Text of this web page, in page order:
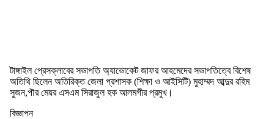
টাঙ্গাইল প্রেসক্লাবের সভাপতি অ্যাভোকেট জাফর আহমেদের সভাপতিত্বে বিশেষ
অতিথি ছিলেন অতিরিক্ত জেলা প্রশাসক (শিক্ষা ও আইসিটি) মুহাম্মদ আব্দুর রহিম
সুজন,পৗর মেয়র এসএম সিরাজুল হক আলমগীর প্রমুখ।
বিজ্ঞাপন